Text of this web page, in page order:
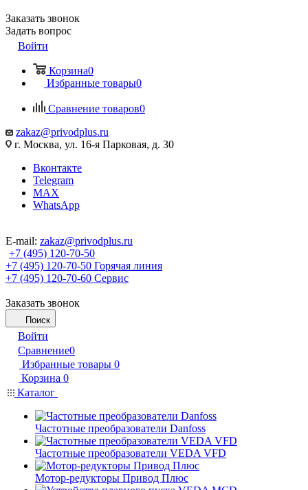
Заказать звонок
Задать вопрос
Войти
Корзина0
Избранные товары0
Сравнение товаров0
zakaz@privodplus.ru
г. Москва, ул. 16-я Парковая, д. 30
Вконтакте
Telegram
MAX
WhatsApp
E-mail: zakaz@privodplus.ru
+7 (495) 120-70-50
+7 (495) 120-70-50 Горячая линия
+7 (495) 120-70-60 Сервис
Заказать звонок
Поиск
Войти
Сравнение0
Избранные товары 0
Корзина 0
Каталог
Частотные преобразователи Danfoss
Частотные преобразователи VEDA VFD
Мотор-редукторы Привод Плюс